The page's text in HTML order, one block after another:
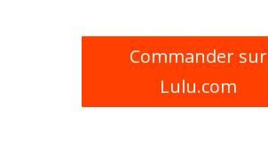
Commander sur
Lulu.com